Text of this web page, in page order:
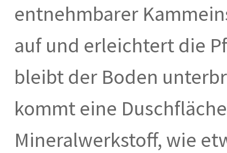
entnehmbarer
auf und erleichtert die
bleibt der Boden
kommt eine
Mineralwerkstoff, wie